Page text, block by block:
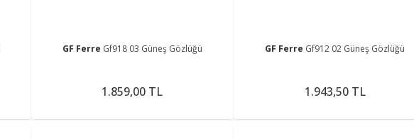
GF Ferre Gf918 03 Güneş Gözlüğü
1.859,00 TL
GF Ferre Gf912 02 Güneş Gözlüğü
1.943,50 TL